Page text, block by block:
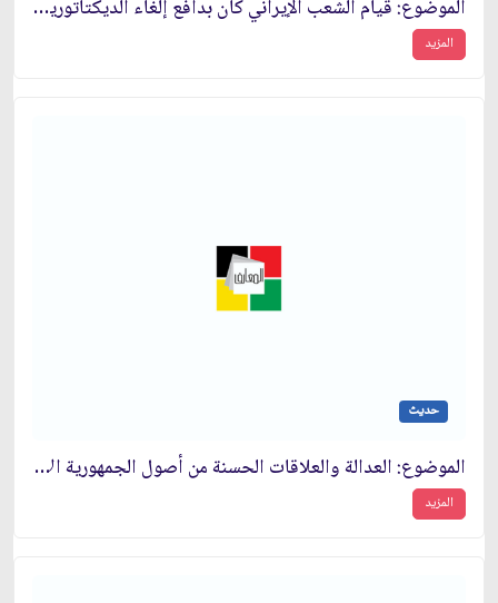
الموضوع: قيام الشعب الإيراني كان بدافع إلغاء الديكتاتورية وتحقيق العدالة
المزيد
حديث
الموضوع: العدالة والعلاقات الحسنة من أصول الجمهورية الإسلامية
المزيد